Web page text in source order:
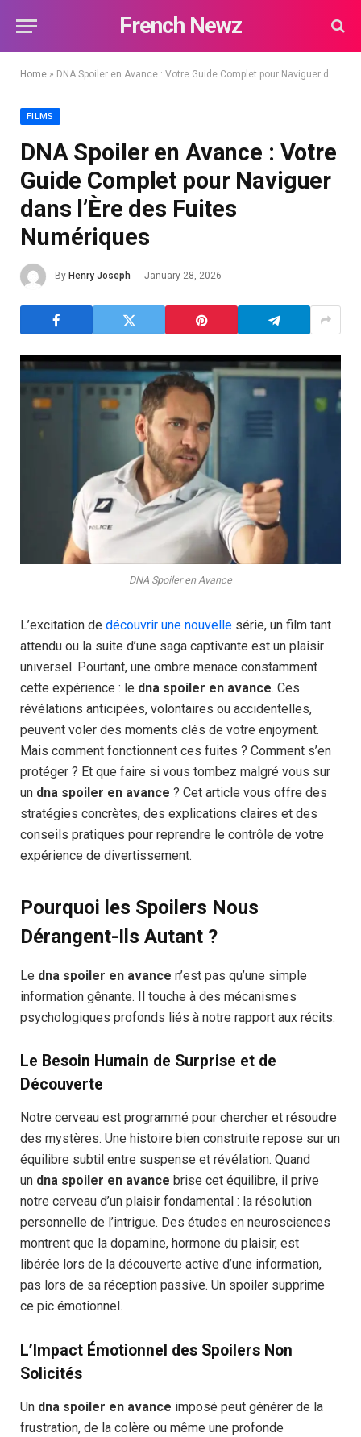
French Newz
Home » DNA Spoiler en Avance : Votre Guide Complet pour Naviguer dans l’Ère des Fuites Numériques
FILMS
DNA Spoiler en Avance : Votre
Guide Complet pour Naviguer
dans l’Ère des Fuites
Numériques
By Henry Joseph January 28, 2026
DNA Spoiler en Avance
L’excitation de découvrir une nouvelle série, un film tant
attendu ou la suite d’une saga captivante est un plaisir
universel. Pourtant, une ombre menace constamment
cette expérience : le dna spoiler en avance. Ces
révélations anticipées, volontaires ou accidentelles,
peuvent voler des moments clés de votre enjoyment.
Mais comment fonctionnent ces fuites ? Comment s’en
protéger ? Et que faire si vous tombez malgré vous sur
un dna spoiler en avance ? Cet article vous offre des
stratégies concrètes, des explications claires et des
conseils pratiques pour reprendre le contrôle de votre
expérience de divertissement.
Pourquoi les Spoilers Nous
Dérangent-Ils Autant ?
Le dna spoiler en avance n’est pas qu’une simple
information gênante. Il touche à des mécanismes
psychologiques profonds liés à notre rapport aux récits.
Le Besoin Humain de Surprise et de
Découverte
Notre cerveau est programmé pour chercher et résoudre
des mystères. Une histoire bien construite repose sur un
équilibre subtil entre suspense et révélation. Quand
un dna spoiler en avance brise cet équilibre, il prive
notre cerveau d’un plaisir fondamental : la résolution
personnelle de l’intrigue. Des études en neurosciences
montrent que la dopamine, hormone du plaisir, est
libérée lors de la découverte active d’une information,
pas lors de sa réception passive. Un spoiler supprime
ce pic émotionnel.
L’Impact Émotionnel des Spoilers Non
Solicités
Un dna spoiler en avance imposé peut générer de la
frustration, de la colère ou même une profonde